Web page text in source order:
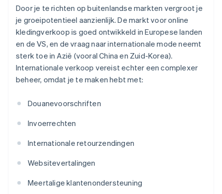
Door je te richten op buitenlandse markten vergroot je
je groeipotentieel aanzienlijk. De markt voor online
kledingverkoop is goed ontwikkeld in Europese landen
en de VS, en de vraag naar internationale mode neemt
sterk toe in Azië (vooral China en Zuid-Korea).
Internationale verkoop vereist echter een complexer
beheer, omdat je te maken hebt met:
Douanevoorschriften
Invoerrechten
Internationale retourzendingen
Websitevertalingen
Meertalige klantenondersteuning